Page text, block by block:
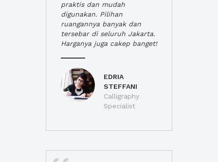
praktis dan mudah
digunakan. Pilihan
ruangannya banyak dan
tersebar di seluruh Jakarta.
Harganya juga cakep banget!
EDRIA
STEFFANI
Calligraphy
Specialist